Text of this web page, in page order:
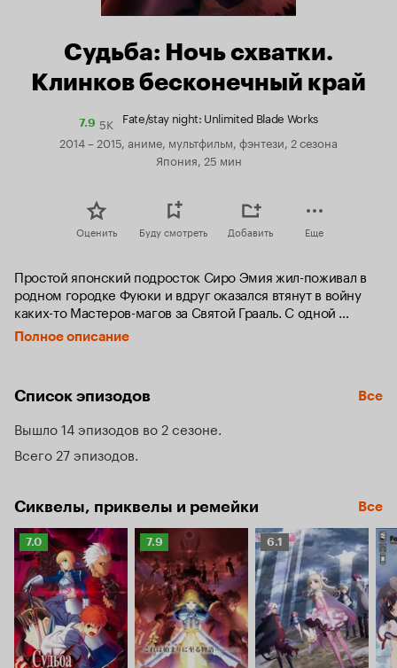
Судьба: Ночь схватки.
Клинков бесконечный край
7.9Рейтинг
Кинопоиска
5K Fate/stay night: Unlimited Blade Works
2014 – 2015, аниме, мультфильм, фэнтези, 2 сезона
Япония, 25 мин
Оценить Буду смотреть Добавить Еще
Простой японский подросток Сиро Эмия жил-поживал в
родном городке Фуюки и вдруг оказался втянут в войну
каких-то Мастеров-магов за Святой Грааль. С одной
стороны, магом парень был средненьким, и шансы выжить
выглядели неважно. Но ведь старуха с косой где-то там, а
школы Рин Тосака внезапно оказалась коллегой-Мастером
вредный тип, так можно и потерпеть.
Что нельзя предотвратить – нужно возглавить, вот наш
герой и подписался на Грааль.
Полное описание
Список эпизодов Все
Вышло 14 эпизодов во 2 сезоне
Всего 27 эпизодов
Сиквелы, приквелы и ремейки Все
Рейтинг
Кинопоиска
7.0
7.0
Рейтинг
Кинопоиска
7.9
7.9
Рейтинг
Кинопоиска
6.1
6.1